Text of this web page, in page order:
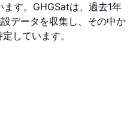
す。GHGSatは、過去1年
データを収集し、その中か
しています。